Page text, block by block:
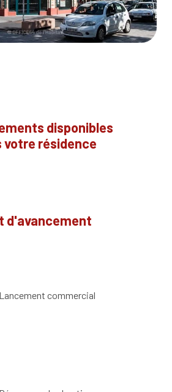
disponibles
votre résidence
d'avancement
Lancement commercial